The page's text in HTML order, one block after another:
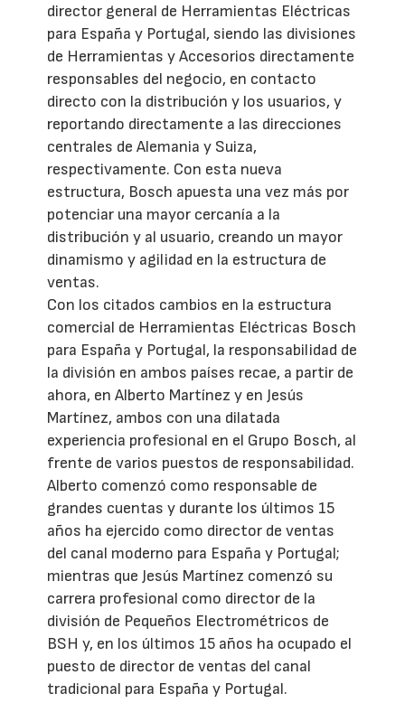
director general de Herramientas Eléctricas
para España y Portugal, siendo las divisiones
de Herramientas y Accesorios directamente
responsables del negocio, en contacto
directo con la distribución y los usuarios, y
reportando directamente a las direcciones
centrales de Alemania y Suiza,
respectivamente. Con esta nueva
estructura, Bosch apuesta una vez más por
potenciar una mayor cercanía a la
distribución y al usuario, creando un mayor
dinamismo y agilidad en la estructura de
ventas.
Con los citados cambios en la estructura
comercial de Herramientas Eléctricas Bosch
para España y Portugal, la responsabilidad de
la división en ambos países recae, a partir de
ahora, en Alberto Martínez y en Jesús
Martínez, ambos con una dilatada
experiencia profesional en el Grupo Bosch, al
frente de varios puestos de responsabilidad.
Alberto comenzó como responsable de
grandes cuentas y durante los últimos 15
años ha ejercido como director de ventas
del canal moderno para España y Portugal;
mientras que Jesús Martínez comenzó su
carrera profesional como director de la
división de Pequeños Electrométricos de
BSH y, en los últimos 15 años ha ocupado el
puesto de director de ventas del canal
tradicional para España y Portugal.